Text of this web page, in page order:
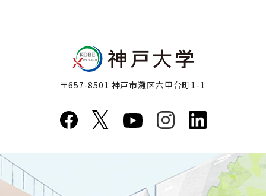
〒657-8501 神戸市灘区六甲台町1-1